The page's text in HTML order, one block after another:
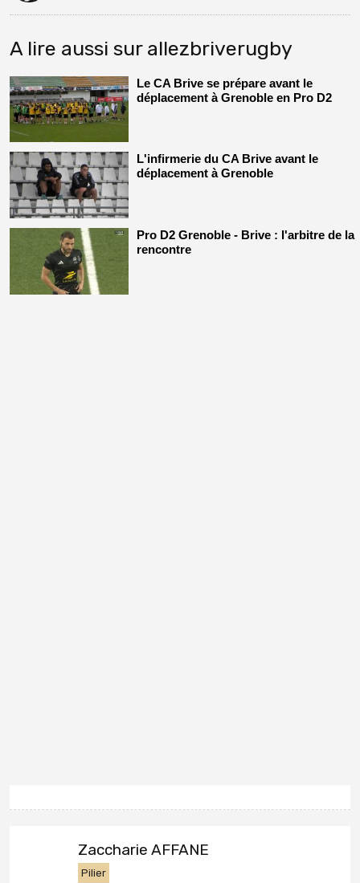
A lire aussi sur allezbriverugby
Le CA Brive se prépare avant le
déplacement à Grenoble en Pro D2
L'infirmerie du CA Brive avant le
déplacement à Grenoble
Pro D2 Grenoble - Brive : l'arbitre de la
rencontre
Zaccharie AFFANE
Pilier